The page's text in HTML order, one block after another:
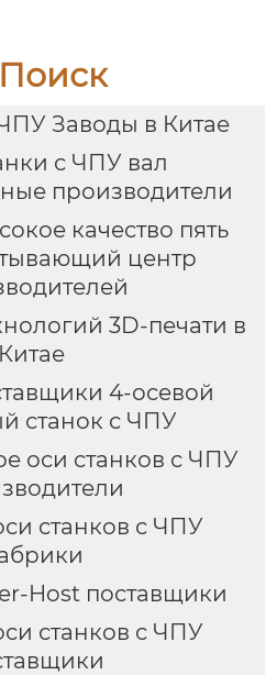
Поиск
Заводы в Китае
с ЧПУ вал
производители
качество пять
центр
3D-печати в
Китае
4-осевой
станок с ЧПУ
оси станков с ЧПУ
станков с ЧПУ
Host поставщики
станков с ЧПУ